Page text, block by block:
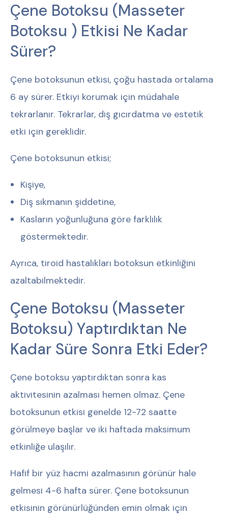
Çene Botoksu (Masseter
Botoksu ) Etkisi Ne Kadar
Sürer?
Çene botoksunun etkisi, çoğu hastada ortalama
6 ay sürer. Etkiyi korumak için müdahale
tekrarlanır. Tekrarlar, diş gıcırdatma ve estetik
etki için gereklidir.
Çene botoksunun etkisi;
Kişiye,
Diş sıkmanın şiddetine,
Kasların yoğunluğuna göre farklılık
göstermektedir.
Ayrıca, tiroid hastalıkları botoksun etkinliğini
azaltabilmektedir.
Çene Botoksu (Masseter
Botoksu) Yaptırdıktan Ne
Kadar Süre Sonra Etki Eder?
Çene botoksu yaptırdıktan sonra kas
aktivitesinin azalması hemen olmaz. Çene
botoksunun etkisi genelde 12-72 saatte
görülmeye başlar ve iki haftada maksimum
etkinliğe ulaşılır.
Hafif bir yüz hacmi azalmasının görünür hale
gelmesi 4-6 hafta sürer. Çene botoksunun
etkisinin görünürlüğünden emin olmak için